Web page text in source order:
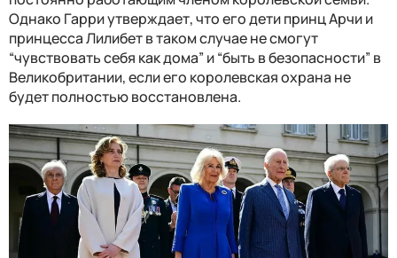
Однако Гарри утверждает, что его дети принц Арчи и
принцесса Лилибет в таком случае не смогут
“чувствовать себя как дома” и “быть в безопасности” в
Великобритании, если его королевская охрана не
будет полностью восстановлена.